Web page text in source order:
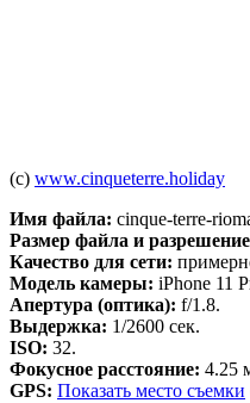
(c) www.cinqueterre.holiday
Имя файла: cinque-terre-
Размер файла и
Качество для сети:
Модель камеры: iPhone 11
Апертура (оптика): f/1.8.
Выдержка: 1/2600 сек.
ISO: 32.
Фокусное расстояние: 4.25
GPS: Показать место съемки